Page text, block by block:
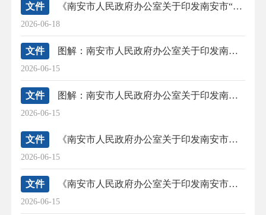
文件
2026-06-18
《南安市人民政府办公室关于印发南安市“好孕”服务工作实施方案（试行）的通知》政策解读
文件
2026-06-15
图解：南安市人民政府办公室关于印发南安市没收的违法建筑临时使用操作细则的通知
文件
2026-06-15
图解：南安市人民政府办公室关于印发南安市没收的违法建筑处置办法（试行）的通知
文件
2026-06-15
《南安市人民政府办公室关于印发南安市没收的违法建筑临时使用操作细则的通知》政策解读
文件
2026-06-15
《南安市人民政府办公室关于印发南安市没收的违法建筑处置办法（试行）的通知》政策解读